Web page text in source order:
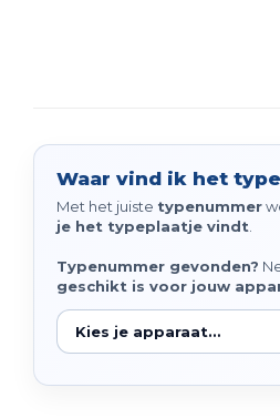
Waar vind ik het
Met het juiste typenummer
je het typeplaatje vindt
Typenummer gevonden?
geschikt is voor jouw